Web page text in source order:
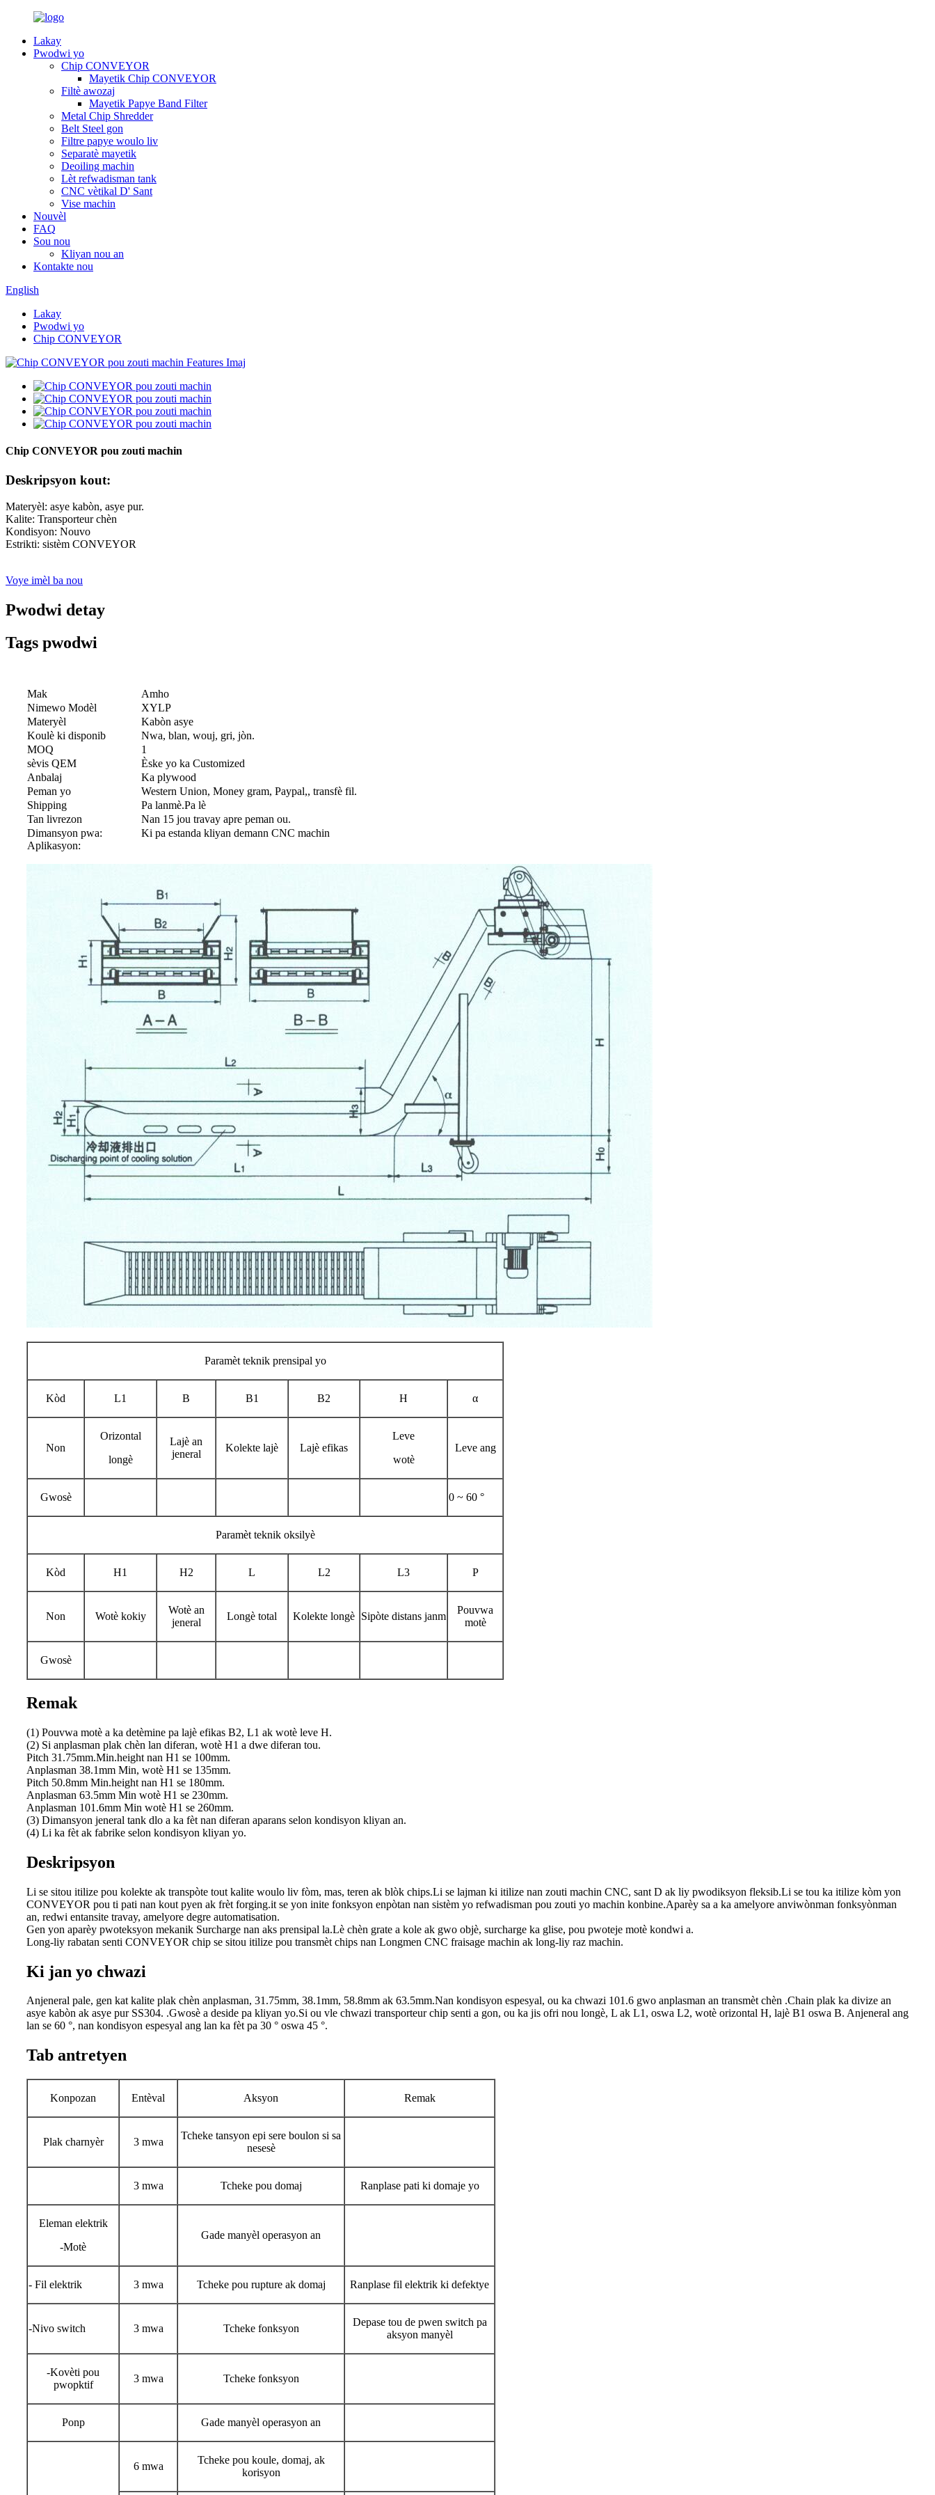
Lakay
Pwodwi yo
Chip CONVEYOR
Mayetik Chip CONVEYOR
Filtè awozaj
Mayetik Papye Band Filter
Metal Chip Shredder
Belt Steel gon
Filtre papye woulo liv
Separatè mayetik
Deoiling machin
Lèt refwadisman tank
CNC vètikal D' Sant
Vise machin
Nouvèl
FAQ
Sou nou
Kliyan nou an
Kontakte nou
English
Lakay
Pwodwi yo
Chip CONVEYOR
Chip CONVEYOR pou zouti machin
Deskripsyon kout:
Materyèl: asye kabòn, asye pur.
Kalite: Transporteur chèn
Kondisyon: Nouvo
Estrikti: sistèm CONVEYOR
Voye imèl ba nou
Pwodwi detay
Tags pwodwi
Mak
Amho
Nimewo Modèl
XYLP
Materyèl
Kabòn asye
Koulè ki disponib
Nwa, blan, wouj, gri, jòn.
MOQ
1
sèvis QEM
Èske yo ka Customized
Anbalaj
Ka plywood
Peman yo
Western Union, Money gram, Paypal,, transfè fil.
Shipping
Pa lanmè.Pa lè
Tan livrezon
Nan 15 jou travay apre peman ou.
Dimansyon pwa:
Aplikasyon:
Ki pa estanda kliyan demann CNC machin
Paramèt teknik prensipal yo
Kòd L1 B B1 B2 H α
Non
Orizontal
longè
Lajè an
jeneral
Kolekte lajè Lajè efikas
Leve
wotè
Leve ang
Gwosè 0 ~ 60 °
Paramèt teknik oksilyè
Kòd H1 H2 L L2 L3 P
Non Wotè kokiy
Wotè an
jeneral
Longè total Kolekte longè Sipòte distans janm
Pouvwa
motè
Gwosè
Remak
(1) Pouvwa motè a ka detèmine pa lajè efikas B2, L1 ak wotè leve H.
(2) Si anplasman plak chèn lan diferan, wotè H1 a dwe diferan tou.
Pitch 31.75mm.Min.height nan H1 se 100mm.
Anplasman 38.1mm Min, wotè H1 se 135mm.
Pitch 50.8mm Min.height nan H1 se 180mm.
Anplasman 63.5mm Min wotè H1 se 230mm.
Anplasman 101.6mm Min wotè H1 se 260mm.
(3) Dimansyon jeneral tank dlo a ka fèt nan diferan aparans selon kondisyon kliyan an.
(4) Li ka fèt ak fabrike selon kondisyon kliyan yo.
Deskripsyon
Li se sitou itilize pou kolekte ak transpòte tout kalite woulo liv fòm, mas, teren ak blòk chips.Li se lajman ki itilize nan zouti machin CNC, sant D ak liy pwodiksyon fleksib.Li se tou ka itilize kòm yon
CONVEYOR pou ti pati nan kout pyen ak frèt forging.it se yon inite fonksyon enpòtan nan sistèm yo refwadisman pou zouti yo machin konbine.Aparèy sa a ka amelyore anviwònman fonksyònman
an, redwi entansite travay, amelyore degre automatisation.
Gen yon aparèy pwoteksyon mekanik Surcharge nan aks prensipal la.Lè chèn grate a kole ak gwo objè, surcharge ka glise, pou pwoteje motè kondwi a.
Long-liy rabatan senti CONVEYOR chip se sitou itilize pou transmèt chips nan Longmen CNC fraisage machin ak long-liy raz machin.
Ki jan yo chwazi
Anjeneral pale, gen kat kalite plak chèn anplasman, 31.75mm, 38.1mm, 58.8mm ak 63.5mm.Nan kondisyon espesyal, ou ka chwazi 101.6 gwo anplasman an transmèt chèn .Chain plak ka divize an
asye kabòn ak asye pur SS304. .Gwosè a deside pa kliyan yo.Si ou vle chwazi transporteur chip senti a gon, ou ka jis ofri nou longè, L ak L1, oswa L2, wotè orizontal H, lajè B1 oswa B. Anjeneral ang
lan se 60 °, nan kondisyon espesyal ang lan ka fèt pa 30 ° oswa 45 °.
Tab antretyen
Konpozan Entèval Aksyon Remak
Plak charnyèr 3 mwa
Tcheke tansyon epi sere boulon si sa
nesesè
3 mwa Tcheke pou domaj Ranplase pati ki domaje yo
Eleman elektrik
-Motè
Gade manyèl operasyon an
- Fil elektrik 3 mwa Tcheke pou rupture ak domaj Ranplase fil elektrik ki defektye
-Nivo switch 3 mwa Tcheke fonksyon
Depase tou de pwen switch pa
aksyon manyèl
-Kovèti pou
pwopktif
3 mwa Tcheke fonksyon
Ponp Gade manyèl operasyon an
6 mwa
Tcheke pou koule, domaj, ak
korisyon